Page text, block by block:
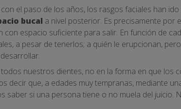
el paso de los años, los rasgos faciales han
bucal a nivel posterior. Es precisamente por
espacio suficiente para salir. En función de
a pesar de tenerlos; a quién le erupcionan,
nuestros dientes, no en la forma en que los
decir que, a edades muy tempranas, mediante
saber si una persona tiene o no muela del juicio.